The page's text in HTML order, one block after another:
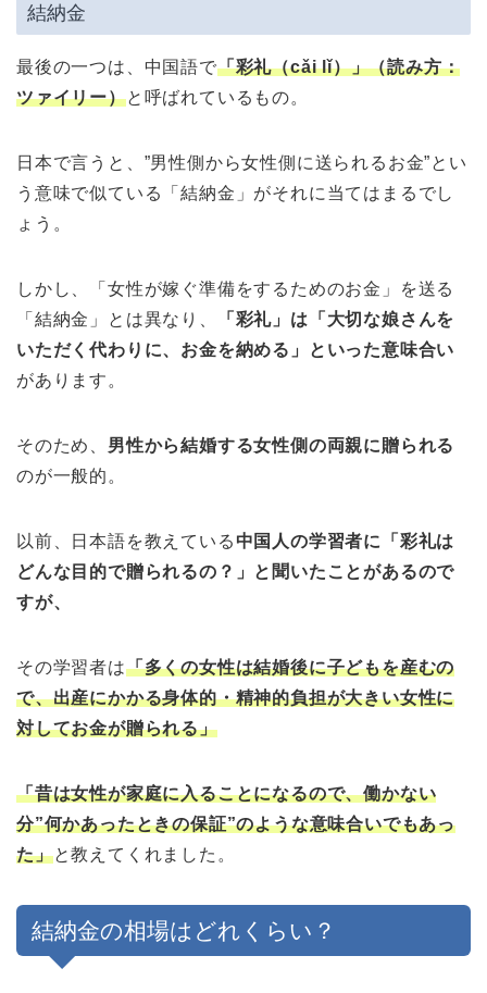
結納金
最後の一つは、中国語で「彩礼（cǎi lǐ）」（読み方：
ツァイリー）と呼ばれているもの。
日本で言うと、”男性側から女性側に送られるお金”とい
う意味で似ている「結納金」がそれに当てはまるでし
ょう。
しかし、「女性が嫁ぐ準備をするためのお金」を送る
「結納金」とは異なり、
「彩礼」は「大切な娘さんを
いただく代わりに、お金を納める」といった意味合い
があります。
そのため、 男性から結婚する女性側の両親に贈られる
のが一般的。
以前、日本語を教えている 中国人の学習者に「彩礼は
どんな目的で贈られるの？」と聞いたことがあるので
すが、
その学習者は「多くの女性は結婚後に子どもを産むの
で、出産にかかる身体的・精神的負担が大きい女性に
対してお金が贈られる」
「昔は女性が家庭に入ることになるので、働かない
分”何かあったときの保証”のような意味合いでもあっ
た」と教えてくれました。
結納金の相場はどれくらい？